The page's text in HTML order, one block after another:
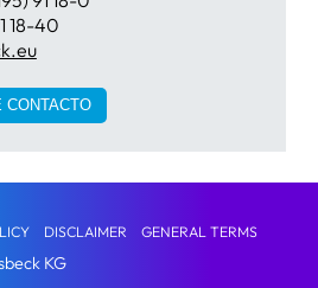
18-40
CONTACTO
DISCLAIMER GENERAL TERMS
KG